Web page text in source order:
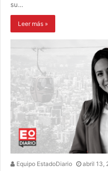
su…
Leer más »
Equipo EstadoDiario abril 13,